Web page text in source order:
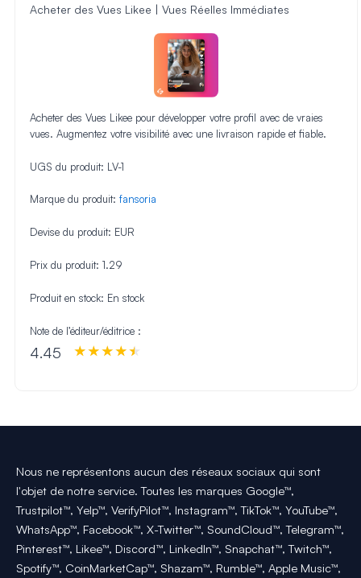
Acheter des Vues Likee | Vues Réelles Immédiates
Acheter des Vues Likee pour développer votre profil avec de vraies
vues. Augmentez votre visibilité avec une livraison rapide et fiable.
UGS du produit: LV-1
Marque du produit: fansoria
Devise du produit: EUR
Prix du produit: 1.29
Produit en stock: En stock
Note de l’éditeur/éditrice :
4.45
Nous ne représentons aucun des réseaux sociaux qui sont
l'objet de notre service. Toutes les marques Google™,
Trustpilot™, Yelp™, VerifyPilot™, Instagram™, TikTok™, YouTube™,
WhatsApp™, Facebook™, X-Twitter™, SoundCloud™, Telegram™,
Pinterest™, Likee™, Discord™, LinkedIn™, Snapchat™, Twitch™,
Spotify™, CoinMarketCap™, Shazam™, Rumble™, Apple Music™,